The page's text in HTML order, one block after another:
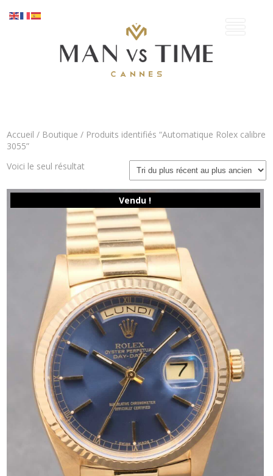
Accueil / Boutique / Produits identifiés “Automatique Rolex calibre
3055”
Voici le seul résultat
Vendu !